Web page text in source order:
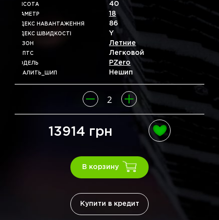
ВЫСОТА 40
ДІАМЕТР 18
ІНДЕКС НАВАНТАЖЕННЯ 86
ІНДЕКС ШВИДКОСТІ Y
СЕЗОН Летние
ТИПТС Легковой
МОДЕЛЬ PZero
УДАЛИТЬ_ШИП Нешип
13914 грн
В корзину
Купити в кредит